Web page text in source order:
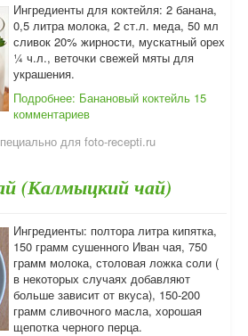
Ингредиенты для коктейля: 2 банана,
0,5 литра молока, 2 ст.л. меда, 50 мл
сливок 20% жирности, мускатный орех
¼ ч.л., веточки свежей мяты для
украшения.
Подробнее: Банановый коктейль 15
комментариев
для foto-recepti.ru
(Калмыцкий чай)
Ингредиенты: полтора литра кипятка,
150 грамм сушенного Иван чая, 750
грамм молока, столовая ложка соли (
в некоторых случаях добавляют
больше зависит от вкуса), 150-200
грамм сливочного масла, хорошая
щепотка черного перца.